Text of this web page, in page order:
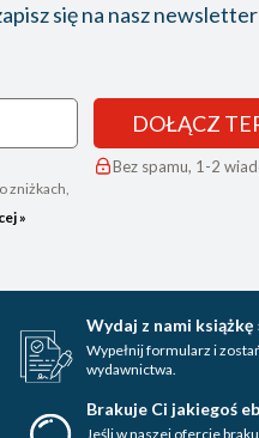
się na nasz
zniżkach,
»
DOŁĄCZ
Bez spamu, 1-2
Wydaj z nami książkę
Wypełnij formularz i
wydawnictwa.
Brakuje Ci jakiegoś
Jeśli w naszej ofercie